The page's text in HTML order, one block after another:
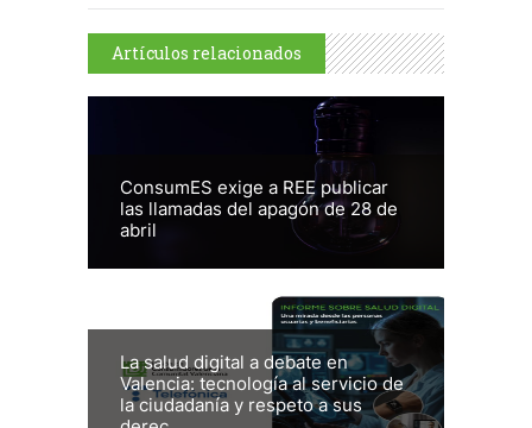
Artículos relacionados
ConsumES exige a REE publicar
las llamadas del apagón de 28 de
abril
La salud digital a debate en
Valencia: tecnología al servicio de
la ciudadanía y respeto a sus